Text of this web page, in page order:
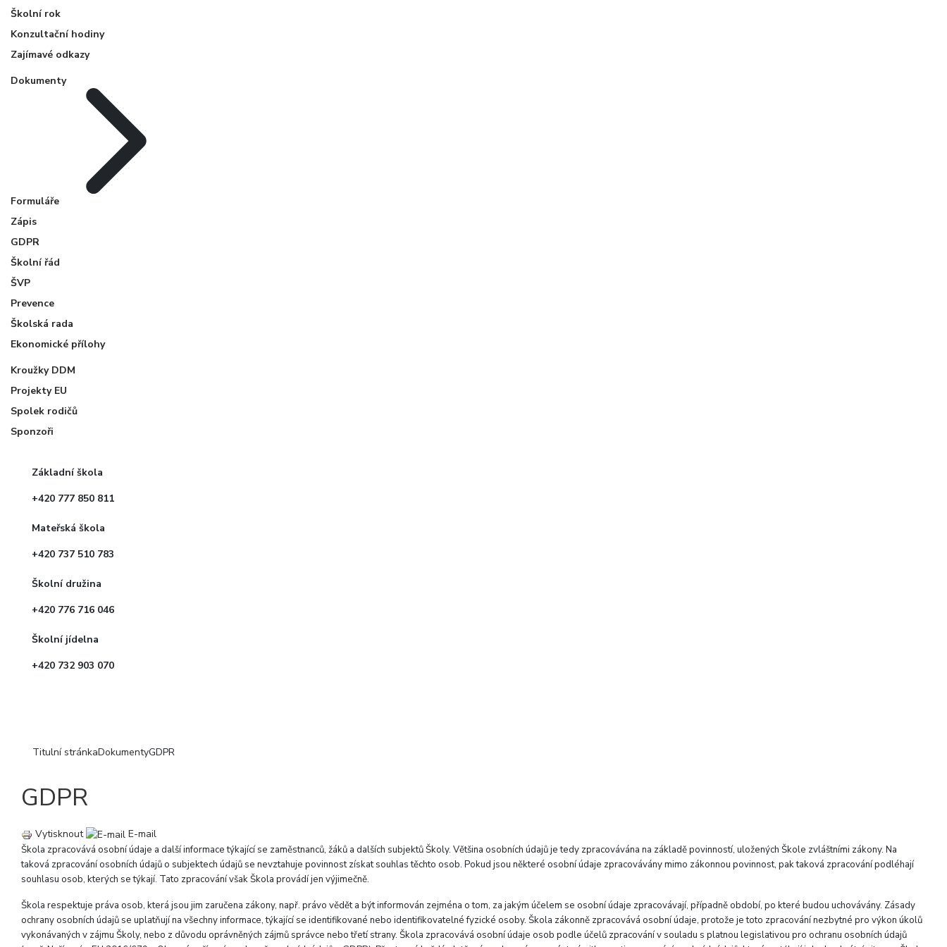
Školní rok
Konzultační hodiny
Zajímavé odkazy
Dokumenty
Formuláře
Zápis
GDPR
Školní řád
ŠVP
Prevence
Školská rada
Ekonomické přílohy
Kroužky DDM
Projekty EU
Spolek rodičů
Sponzoři
Základní škola
+420 777 850 811
Mateřská škola
+420 737 510 783
Školní družina
+420 776 716 046
Školní jídelna
+420 732 903 070
Titulní stránkaDokumentyGDPR
GDPR
Vytisknout E-mail
Škola zpracovává osobní údaje a další informace týkající se zaměstnanců, žáků a dalších subjektů Školy. Většina osobních údajů je tedy zpracovávána na základě povinností, uložených Škole zvláštními zákony. Na
taková zpracování osobních údajů o subjektech údajů se nevztahuje povinnost získat souhlas těchto osob. Pokud jsou některé osobní údaje zpracovávány mimo zákonnou povinnost, pak taková zpracování podléhají
souhlasu osob, kterých se týkají. Tato zpracování však Škola provádí jen výjimečně.
Škola respektuje práva osob, která jsou jim zaručena zákony, např. právo vědět a být informován zejména o tom, za jakým účelem se osobní údaje zpracovávají, případně období, po které budou uchovávány. Zásady
ochrany osobních údajů se uplatňují na všechny informace, týkající se identifikované nebo identifikovatelné fyzické osoby. Škola zákonně zpracovává osobní údaje, protože je toto zpracování nezbytné pro výkon úkolů
vykonávaných v zájmu Školy, nebo z důvodu oprávněných zájmů správce nebo třetí strany. Škola zpracovává osobní údaje osob podle účelů zpracování v souladu s platnou legislativou pro ochranu osobních údajů